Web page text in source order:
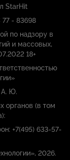
StarHit
- 83698
по надзору в
и массовых,
18+
А. Ю.
органов (в том
+7(495) 633-57-
2026.